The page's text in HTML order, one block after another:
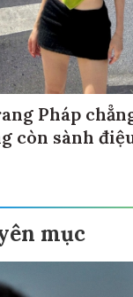
Pháp
còn sành
mục